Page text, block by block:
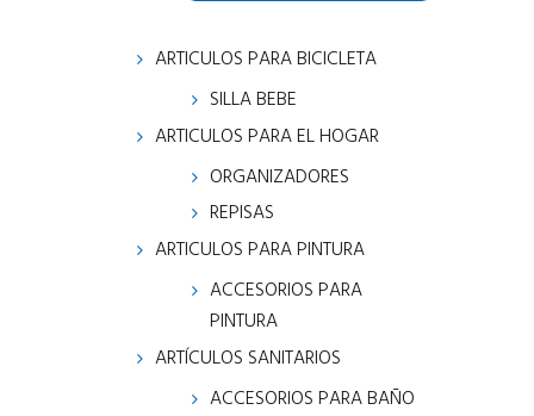
ARTICULOS PARA BICICLETA
SILLA BEBE
ARTICULOS PARA EL HOGAR
ORGANIZADORES
REPISAS
ARTICULOS PARA PINTURA
ACCESORIOS PARA
PINTURA
ARTÍCULOS SANITARIOS
ACCESORIOS PARA BAÑO